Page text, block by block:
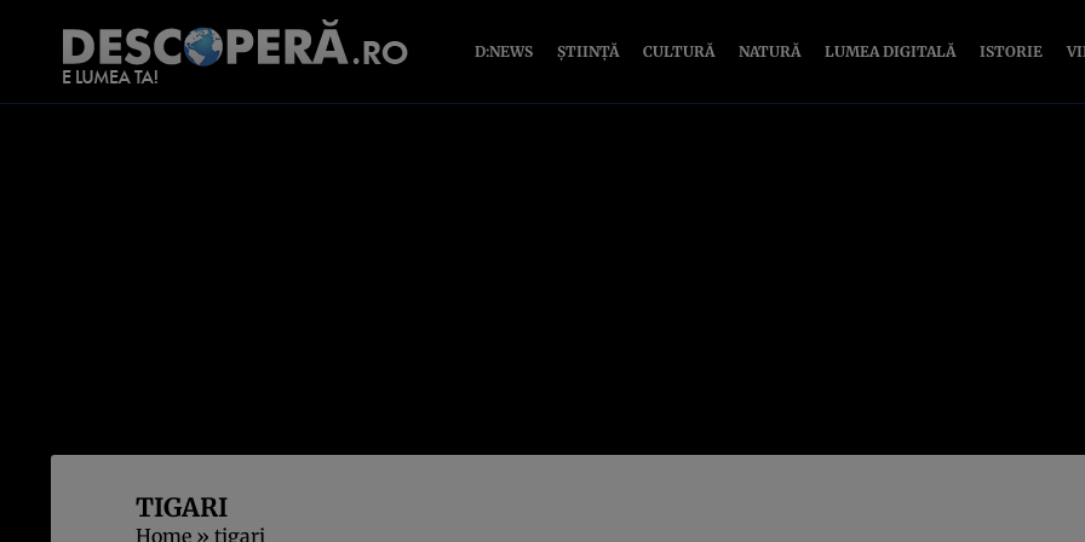
D:NEWS ȘTIINȚĂ CULTURĂ NATURĂ LUMEA DIGITALĂ ISTORIE
TIGARI
Home » tigari